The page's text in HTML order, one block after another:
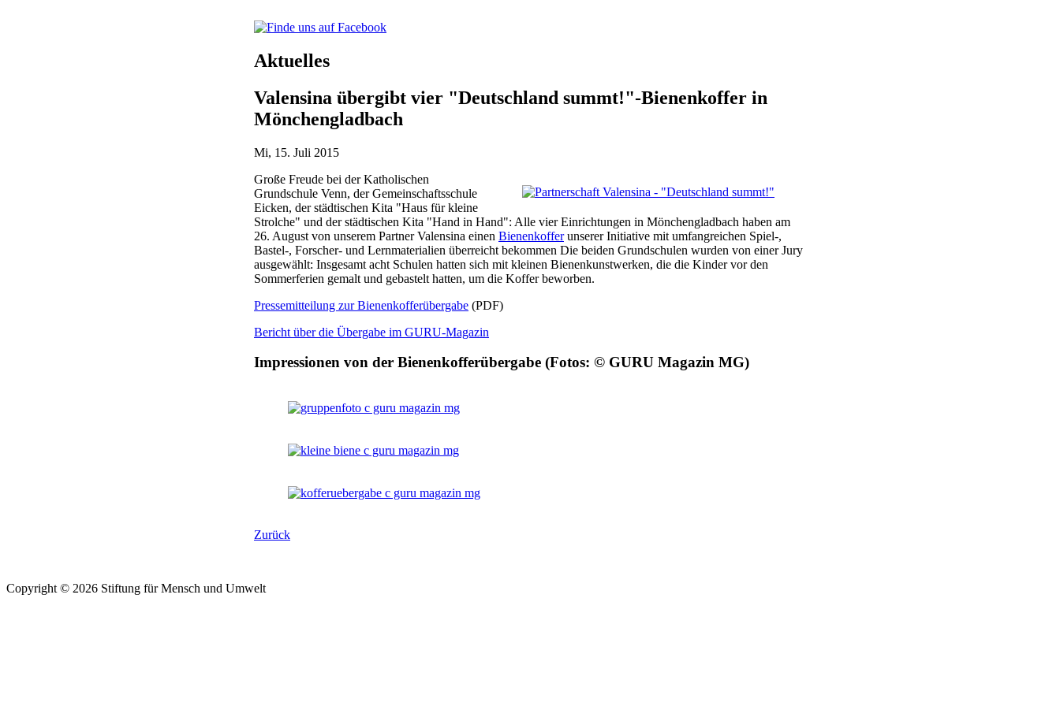
Aktuelles
Valensina übergibt vier "Deutschland summt!"-Bienenkoffer in
Mönchengladbach
Mi, 15. Juli 2015
Große Freude bei der Katholischen
Grundschule Venn, der Gemeinschaftsschule
Eicken, der städtischen Kita "Haus für kleine
Strolche" und der städtischen Kita "Hand in Hand": Alle vier Einrichtungen in Mönchengladbach haben am
26. August von unserem PartnerValensina einen Bienenkofferunserer Initiative mit umfangreichen Spiel-,
Bastel-, Forscher- und Lernmaterialien überreicht bekommen Die beiden Grundschulen wurden von einer Jury
ausgewählt: Insgesamt acht Schulen hatten sich mit kleinen Bienenkunstwerken, die die Kinder vor den
Sommerferien gemalt und gebastelt hatten, um die Koffer beworben.
Pressemitteilung zur Bienenkofferübergabe (PDF)
Bericht über die Übergabe im GURU-Magazin
Impressionen von der Bienenkofferübergabe (Fotos: © GURU Magazin MG)
Zurück
Copyright © 2026 Stiftung für Mensch und Umwelt